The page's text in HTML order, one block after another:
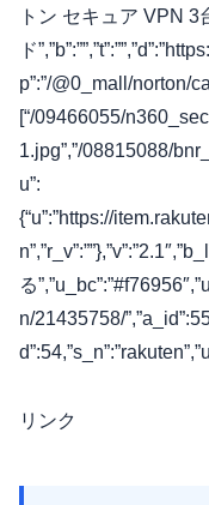
トン セキュア VPN
ド
p”:”/@0_mall/norton/
[“/09466055/
1.jpg”,”/08815088/
u”:
{“u”:”https://
る
n/21435758/
リンク